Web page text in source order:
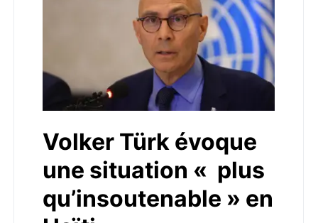
Volker Türk évoque
une situation « plus
qu’insoutenable » en